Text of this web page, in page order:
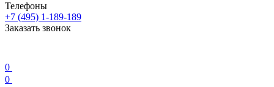
Телефоны
+7 (495) 1-189-189
Заказать звонок
0
0